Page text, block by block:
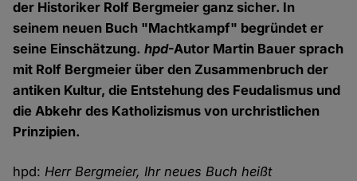
der Historiker Rolf Bergmeier ganz sicher. In
seinem neuen Buch "Machtkampf" begründet er
seine Einschätzung. hpd-Autor Martin Bauer sprach
mit Rolf Bergmeier über den Zusammenbruch der
antiken Kultur, die Entstehung des Feudalismus und
die Abkehr des Katholizismus von urchristlichen
Prinzipien.
hpd: Herr Bergmeier, Ihr neues Buch heißt